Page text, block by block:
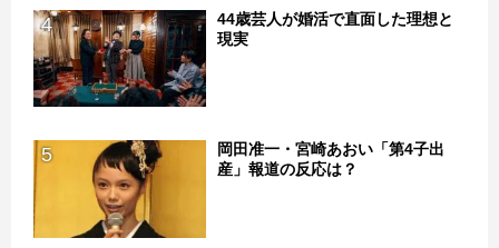
4
44歳芸人が婚活で直面した理想と
現実
5
岡田准一・宮崎あおい「第4子出
産」報道の反応は？